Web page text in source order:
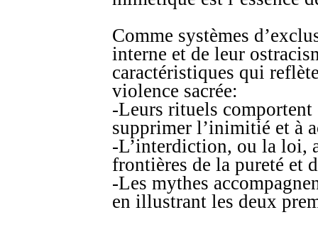
Comme systèmes
interne et de leur
caractéristiques qui
violence sacrée:
-Leurs rituels comportent
supprimer l’inimitié et à
-L’interdiction, ou la loi,
frontières de la pureté et
-Les mythes
en illustrant les deux